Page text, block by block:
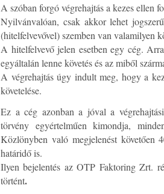
A szóban forgó végrehajtás a kezes ellen
Nyilvánvalóan, csak akkor lehet
(hitelfelvevővel) szemben van valamilyen
A hitelfelvevő jelen esetben egy cég.
egyáltalán lenne követés és az miből
A végrehajtás úgy indult meg, hogy a
követelése.
Ez a cég azonban a jóval a
törvény egyértelműen kimondja,
Közlönyben való megjelenést
határidő is.
Ilyen bejelentés az OTP Faktoring Zrt.
történt.